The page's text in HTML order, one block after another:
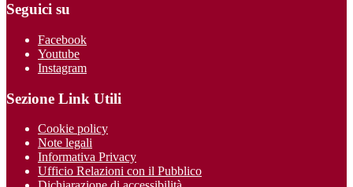
Seguici su
Facebook
Youtube
Instagram
Sezione Link Utili
Cookie policy
Note legali
Informativa Privacy
Ufficio Relazioni con il Pubblico